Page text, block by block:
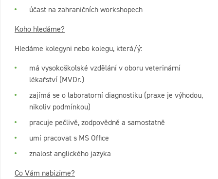
účast na zahraničních workshopech
Koho hledáme?
Hledáme kolegyni nebo kolegu, která/ý:
má vysokoškolské vzdělání v oboru veterinární
lékařství (MVDr.)
zajímá se o laboratorní diagnostiku (praxe je výhodou,
nikoliv podmínkou)
pracuje pečlivě, zodpovědně a samostatně
umí pracovat s MS Office
znalost anglického jazyka
Co Vám nabízíme?